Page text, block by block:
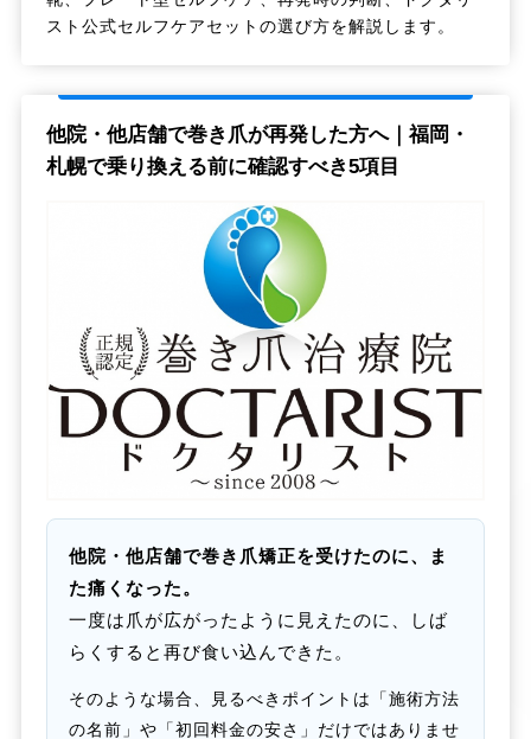
スト公式セルフケアセットの選び方を解説します。
他院・他店舗で巻き爪が再発した方へ｜福岡・
札幌で乗り換える前に確認すべき5項目
他院・他店舗で巻き爪矯正を受けたのに、ま
た痛くなった。
一度は爪が広がったように見えたのに、しば
らくすると再び食い込んできた。
そのような場合、見るべきポイントは「施術方法
の名前」や「初回料金の安さ」だけではありませ